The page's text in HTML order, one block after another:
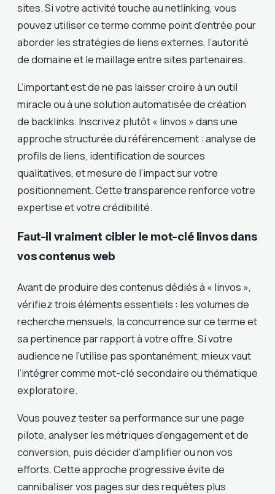
sites. Si votre activité touche au netlinking, vous
pouvez utiliser ce terme comme point d’entrée pour
aborder les stratégies de liens externes, l’autorité
de domaine et le maillage entre sites partenaires.
L’important est de ne pas laisser croire à un outil
miracle ou à une solution automatisée de création
de backlinks. Inscrivez plutôt « linvos » dans une
approche structurée du référencement : analyse de
profils de liens, identification de sources
qualitatives, et mesure de l’impact sur votre
positionnement. Cette transparence renforce votre
expertise et votre crédibilité.
Faut-il vraiment cibler le mot-clé linvos dans
vos contenus web
Avant de produire des contenus dédiés à « linvos »,
vérifiez trois éléments essentiels : les volumes de
recherche mensuels, la concurrence sur ce terme et
sa pertinence par rapport à votre offre. Si votre
audience ne l’utilise pas spontanément, mieux vaut
l’intégrer comme mot-clé secondaire ou thématique
exploratoire.
Vous pouvez tester sa performance sur une page
pilote, analyser les métriques d’engagement et de
conversion, puis décider d’amplifier ou non vos
efforts. Cette approche progressive évite de
cannibaliser vos pages sur des requêtes plus